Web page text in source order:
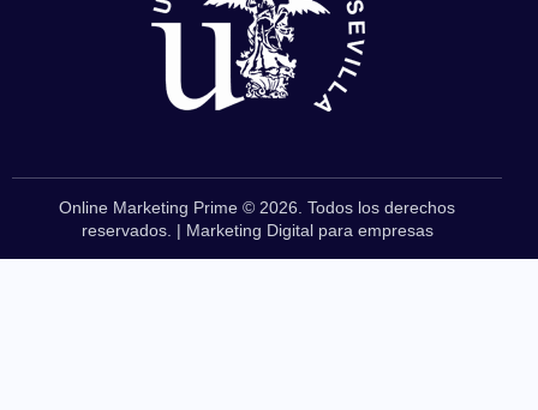
Online Marketing Prime © 2026. Todos los derechos
reservados. | Marketing Digital para empresas